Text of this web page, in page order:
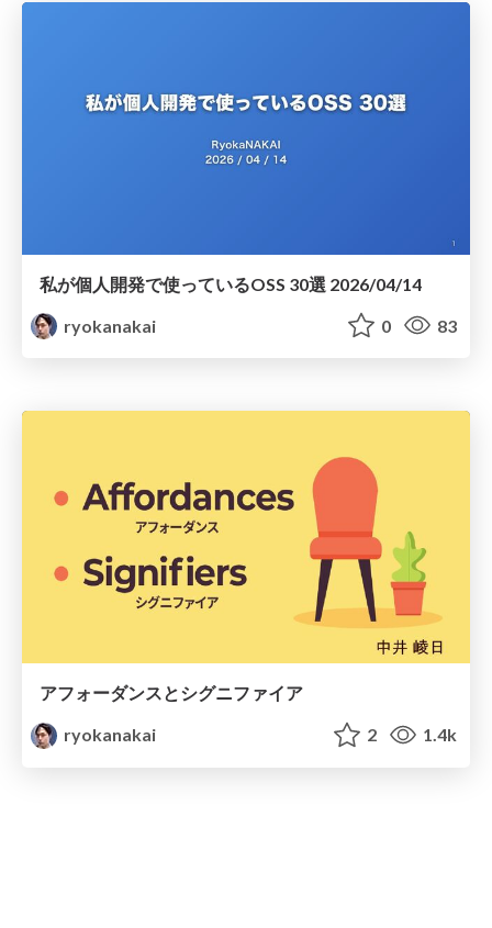
私が個人開発で使っているOSS 30選 2026/04/14
ryokanakai
0 83
アフォーダンスとシグニファイア
ryokanakai
2 1.4k